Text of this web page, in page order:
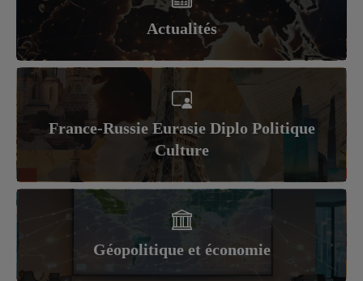
Actualités
France-Russie Eurasie Diplo Politique
Culture
Géopolitique et économie